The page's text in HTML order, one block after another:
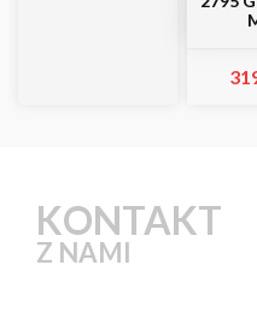
KONTAKT
Z NAMI